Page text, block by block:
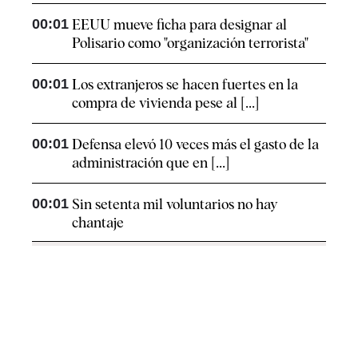
00:01 EEUU mueve ficha para designar al
Polisario como "organización terrorista"
00:01 Los extranjeros se hacen fuertes en la
compra de vivienda pese al [...]
00:01 Defensa elevó 10 veces más el gasto de la
administración que en [...]
00:01 Sin setenta mil voluntarios no hay
chantaje